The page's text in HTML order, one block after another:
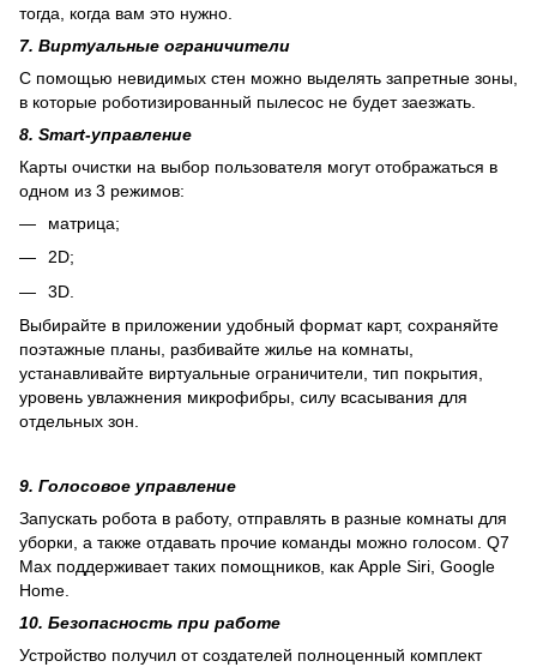
тогда, когда вам это нужно.
7. Виртуальные ограничители
С помощью невидимых стен можно выделять запретные зоны,
в которые роботизированный пылесос не будет заезжать.
8. Smart-управление
Карты очистки на выбор пользователя могут отображаться в
одном из 3 режимов:
матрица;
2D;
3D.
Выбирайте в приложении удобный формат карт, сохраняйте
поэтажные планы, разбивайте жилье на комнаты,
устанавливайте виртуальные ограничители, тип покрытия,
уровень увлажнения микрофибры, силу всасывания для
отдельных зон.
9. Голосовое управление
Запускать робота в работу, отправлять в разные комнаты для
уборки, а также отдавать прочие команды можно голосом. Q7
Max поддерживает таких помощников, как Apple Siri, Google
Home.
10. Безопасность при работе
Устройство получил от создателей полноценный комплект